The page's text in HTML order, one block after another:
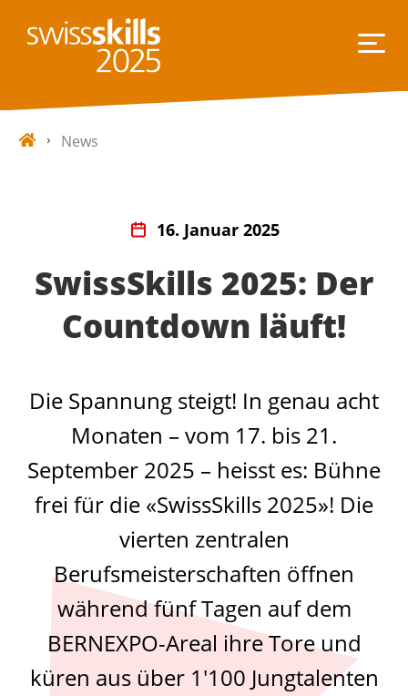
News
16. Januar 2025
SwissSkills 2025: Der
Countdown läuft!
Die Spannung steigt! In genau acht
Monaten – vom 17. bis 21.
September 2025 – heisst es: Bühne
frei für die «SwissSkills 2025»! Die
vierten zentralen
Berufsmeisterschaften öffnen
während fünf Tagen auf dem
BERNEXPO-Areal ihre Tore und
küren aus über 1'100 Jungtalenten